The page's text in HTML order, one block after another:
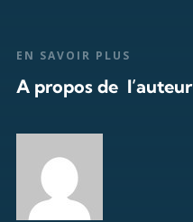
EN SAVOIR PLUS
A propos de l’auteur